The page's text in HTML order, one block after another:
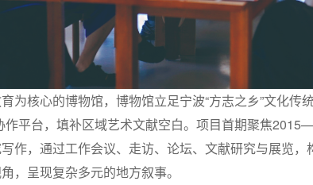
为核心的博物馆，博物馆立足宁波“方志之乡”文化传
作平台，填补区域艺术文献空白。项目首期聚焦
作，通过工作会议、走访、论坛、文献研究与展览
，呈现复杂多元的地方叙事。